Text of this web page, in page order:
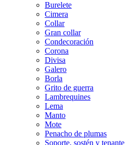
Burelete
Cimera
Collar
Gran collar
Condecoración
Corona
Divisa
Galero
Borla
Grito de guerra
Lambrequines
Lema
Manto
Mote
Penacho de plumas
Soporte, sostén y tenante